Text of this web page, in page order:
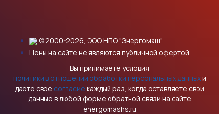
© 2000-2026, ООО НПО "Энергомаш".
Цены на сайте не являются публичной офертой
Вы принимаете условия
политики в отношении обработки персональных данныхи
даете свое согласие каждый раз, когда оставляете свои
данные в любой форме обратной связи на сайте
energomashs.ru